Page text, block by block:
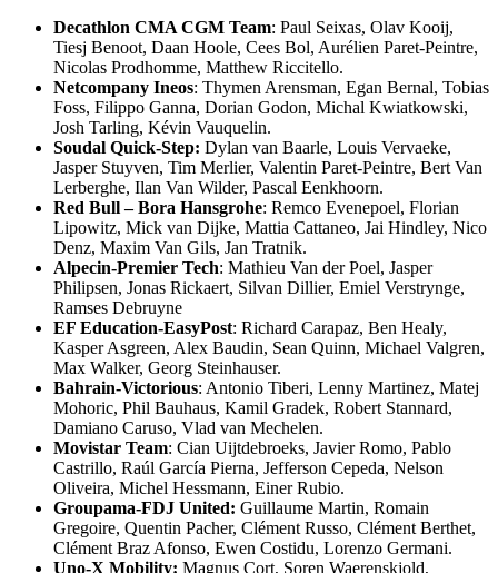
Decathlon CMA CGM Team: Paul Seixas, Olav Kooij,
Tiesj Benoot, Daan Hoole, Cees Bol, Aurélien Paret-Peintre,
Nicolas Prodhomme, Matthew Riccitello.
Netcompany Ineos: Thymen Arensman, Egan Bernal, Tobias
Foss, Filippo Ganna, Dorian Godon, Michal Kwiatkowski,
Josh Tarling, Kévin Vauquelin.
Soudal Quick-Step: Dylan van Baarle, Louis Vervaeke,
Jasper Stuyven, Tim Merlier, Valentin Paret-Peintre, Bert Van
Lerberghe, Ilan Van Wilder, Pascal Eenkhoorn.
Red Bull – Bora Hansgrohe: Remco Evenepoel, Florian
Lipowitz, Mick van Dijke, Mattia Cattaneo, Jai Hindley, Nico
Denz, Maxim Van Gils, Jan Tratnik.
Alpecin-Premier Tech: Mathieu Van der Poel, Jasper
Philipsen, Jonas Rickaert, Silvan Dillier, Emiel Verstrynge,
Ramses Debruyne
EF Education-EasyPost: Richard Carapaz, Ben Healy,
Kasper Asgreen, Alex Baudin, Sean Quinn, Michael Valgren,
Max Walker, Georg Steinhauser.
Bahrain-Victorious: Antonio Tiberi, Lenny Martinez, Matej
Mohoric, Phil Bauhaus, Kamil Gradek, Robert Stannard,
Damiano Caruso, Vlad van Mechelen.
Movistar Team: Cian Uijtdebroeks, Javier Romo, Pablo
Castrillo, Raúl García Pierna, Jefferson Cepeda, Nelson
Oliveira, Michel Hessmann, Einer Rubio.
Groupama-FDJ United: Guillaume Martin, Romain
Gregoire, Quentin Pacher, Clément Russo, Clément Berthet,
Clément Braz Afonso, Ewen Costidu, Lorenzo Germani.
Uno-X Mobility: Magnus Cort, Soren Waerenskjold,